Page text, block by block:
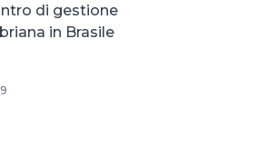
di gestione
in Brasile